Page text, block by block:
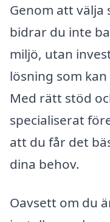
Genom att välja
bidrar du inte
miljö, utan
lösning som
Med rätt stöd
specialiserat
att du får det
dina behov.
Oavsett om du